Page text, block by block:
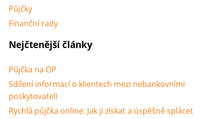
Půjčky
Finanční rady
Nejčtenější články
Půjčka na OP
Sdílení informací o klientech mezi nebankovními
poskytovateli
Rychlá půjčka online: Jak ji získat a úspěšně splácet